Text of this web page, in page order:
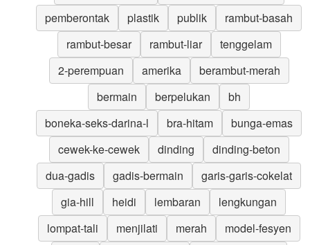
pemberontak
plastik publik
rambut-basah
rambut-besar
rambut-liar
tenggelam
2-perempuan
amerika
berambut-merah
bermain
berpelukan
bh
boneka-seks-darina-l
bra-hitam
bunga-emas
cewek-ke-cewek
dinding
dinding-beton
dua-gadis
gadis-bermain
garis-garis-cokelat
gia-hill
heidi lembaran
lengkungan
lompat-tali
menjilati merah
model-fesyen